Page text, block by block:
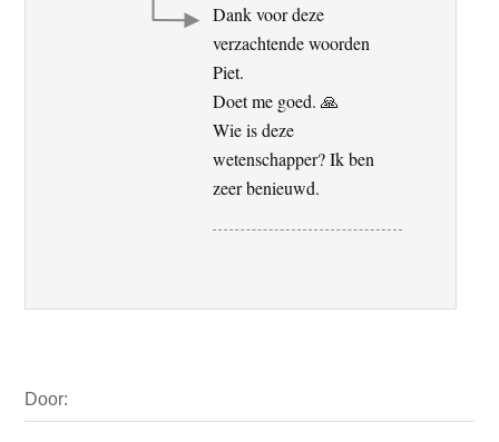
Dank voor deze
verzachtende woorden
Piet.
Doet me goed. 🙏
Wie is deze
wetenschapper? Ik ben
zeer benieuwd.
Sidebar
Door: